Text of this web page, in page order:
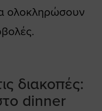
ολοκληρώσουν
διακοπές:
dinner